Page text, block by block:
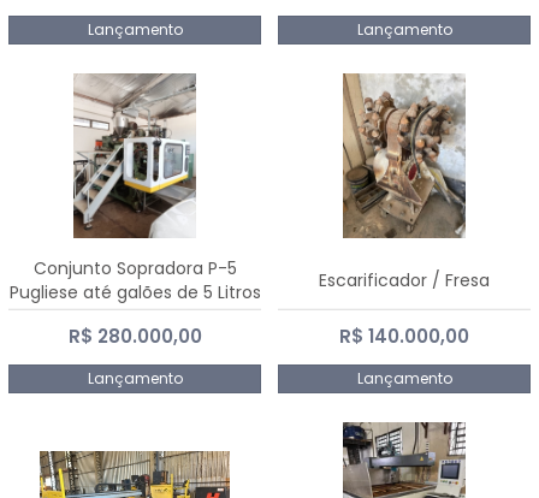
Lançamento Lançamento
Conjunto Sopradora P-5
Pugliese até galões de 5 Litros
R$ 280.000,00
Lançamento
Escarificador / Fresa
R$ 140.000,00
Lançamento